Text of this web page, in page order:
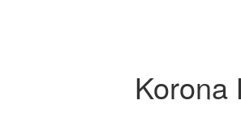
Korona